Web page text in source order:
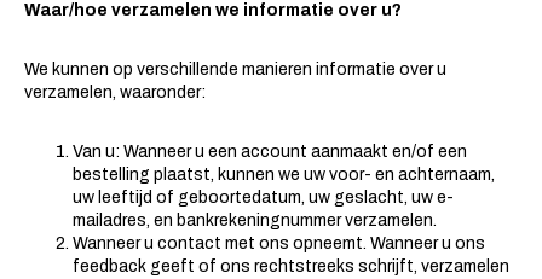
Waar/hoe verzamelen we informatie over u?
We kunnen op verschillende manieren informatie over u
verzamelen, waaronder:
Van u: Wanneer u een account aanmaakt en/of een
bestelling plaatst, kunnen we uw voor- en achternaam,
uw leeftijd of geboortedatum, uw geslacht, uw e-
mailadres, en bankrekeningnummer verzamelen.
Wanneer u contact met ons opneemt. Wanneer u ons
feedback geeft of ons rechtstreeks schrijft, verzamelen